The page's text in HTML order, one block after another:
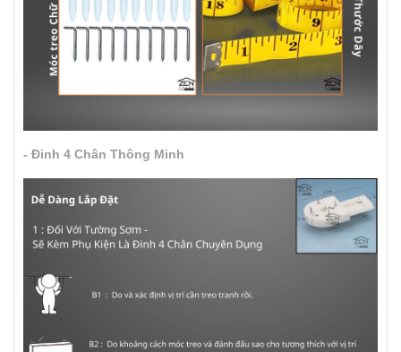
- Đinh 4 Chân Thông Minh